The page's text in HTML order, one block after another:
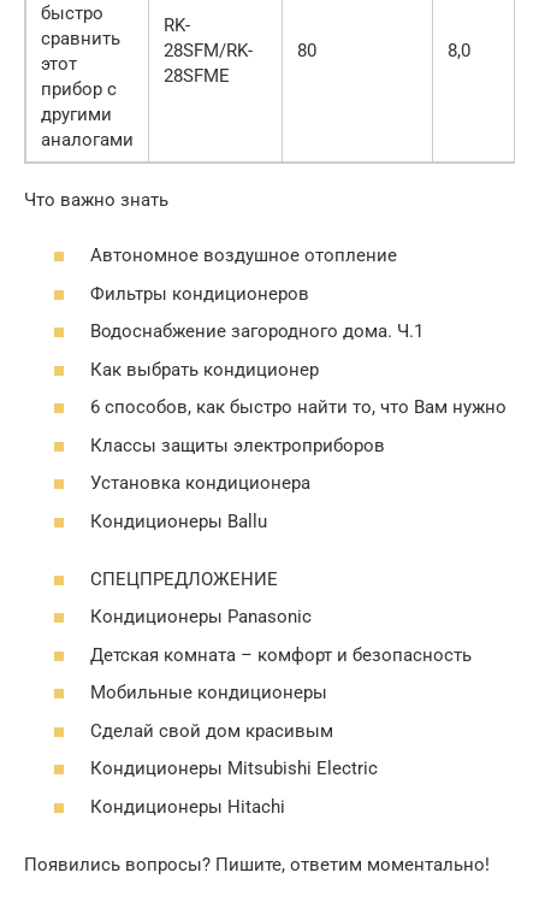
быстро
сравнить
этот
прибор с
другими
аналогами
RK-
28SFM/RK-
28SFME
80 8,0
Что важно знать
Автономное воздушное отопление
Фильтры кондиционеров
Водоснабжение загородного дома. Ч.1
Как выбрать кондиционер
6 способов, как быстро найти то, что Вам нужно
Классы защиты электроприборов
Установка кондиционера
Кондиционеры Ballu
СПЕЦПРЕДЛОЖЕНИЕ
Кондиционеры Panasonic
Детская комната – комфорт и безопасность
Мобильные кондиционеры
Сделай свой дом красивым
Кондиционеры Mitsubishi Electric
Кондиционеры Hitachi
Появились вопросы? Пишите, ответим моментально!